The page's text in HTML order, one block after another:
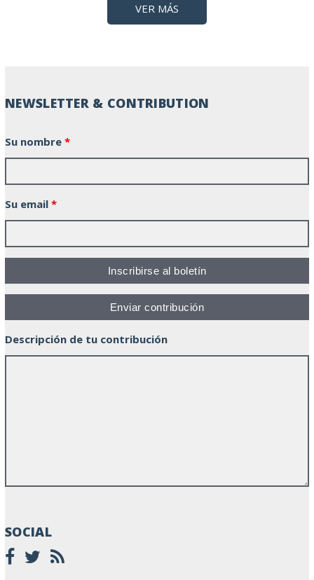
VER MÁS
NEWSLETTER & CONTRIBUTION
Su nombre *
Su email *
Descripción de tu contribución
SOCIAL